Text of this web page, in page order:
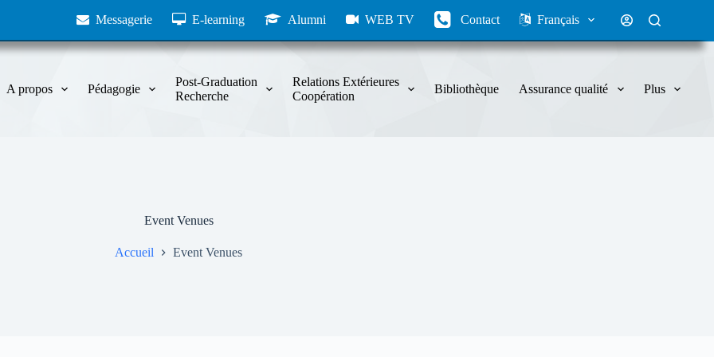
Messagerie E-learning Alumni WEB TV Contact Français
A propos Pédagogie
Post-Graduation
Recherche
Relations Extérieures
Coopération
Bibliothèque Assurance qualité Plus
Event Venues
Accueil Event Venues